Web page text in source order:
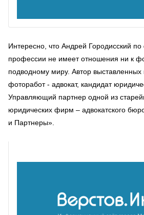
Интересно, что Андрей Городисский по
профессии не имеет отношения ни к
подводному миру. Автор выставленных
фоторабот - адвокат, кандидат
Управляющий партнер одной из
юридических фирм – адвокатского
и Партнеры».